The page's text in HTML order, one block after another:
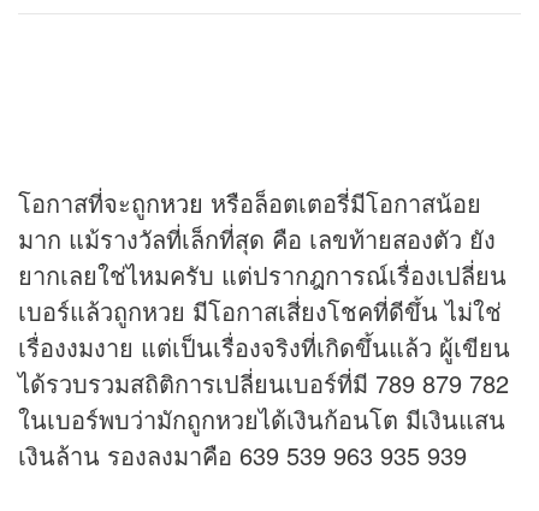
โอกาสที่จะถูกหวย หรือล็อตเตอรี่มีโอกาสน้อย
มาก แม้รางวัลที่เล็กที่สุด คือ เลขท้ายสองตัว ยัง
ยากเลยใช่ไหมครับ แต่ปรากฎการณ์เรื่องเปลี่ยน
เบอร์แล้วถูกหวย มีโอกาสเสี่ยงโชคที่ดีขึ้น ไม่ใช่
เรื่องงมงาย แต่เป็นเรื่องจริงที่เกิดขึ้นแล้ว ผู้เขียน
ได้รวบรวมสถิติการเปลี่ยนเบอร์ที่มี 789 879 782
ในเบอร์พบว่ามักถูกหวยได้เงินก้อนโต มีเงินแสน
เงินล้าน รองลงมาคือ 639 539 963 935 939